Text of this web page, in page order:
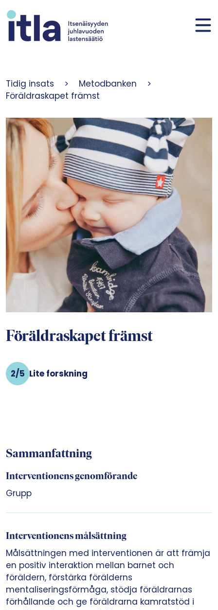
Föräldraskapet främst
2/5 Lite forskning
Tidig insats > Metodbanken
>
Föräldraskapet främst
Sammanfattning
Interventionens genomförande
Grupp
Interventionens målsättning
Målsättningen med interventionen är att främja
en positiv interaktion mellan barnet och
föräldern, förstärka förälderns
mentaliseringsförmåga, stödja föräldrarnas
förhållande och ge föräldrarna kamratstöd i